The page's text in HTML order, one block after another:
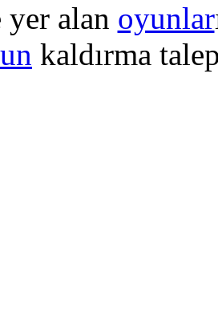
yer alan oyunlar
kaldırma